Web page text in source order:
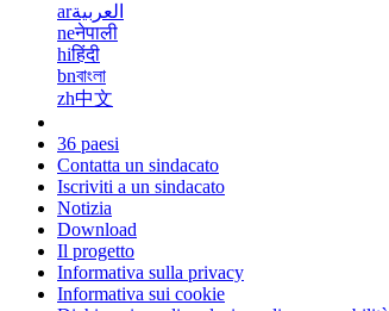
arالعربية
neनेपाली
hiहिंदी
bnবাংলা
zh中文
36 paesi
Contatta un sindacato
Iscriviti a un sindacato
Notizia
Download
Il progetto
Informativa sulla privacy
Informativa sui cookie